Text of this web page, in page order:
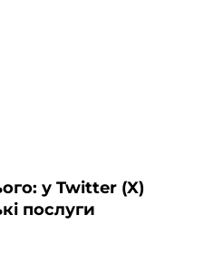
у Twitter (X)
послуги